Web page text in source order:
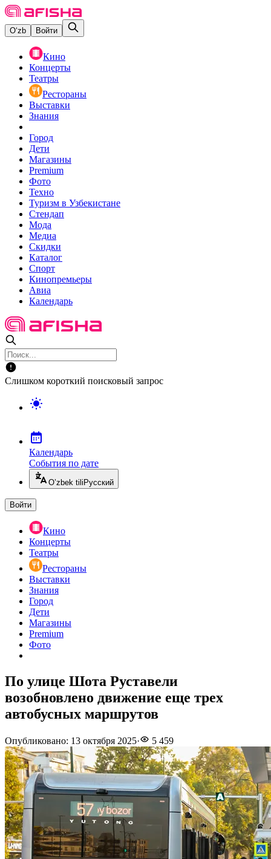
O‘zb Войти
Кино
Концерты
Театры
Рестораны
Выставки
Знания
Город
Дети
Магазины
Premium
Фото
Техно
Туризм в Узбекистане
Стендап
Мода
Медиа
Скидки
Каталог
Спорт
Кинопремьеры
Авиа
Календарь
Слишком короткий поисковый запрос
Календарь
События по дате
O’zbek tili Русский
Войти
Кино
Концерты
Театры
Рестораны
Выставки
Знания
Город
Дети
Магазины
Premium
Фото
По улице Шота Руставели
возобновлено движение еще трех
автобусных маршрутов
Опубликовано: 13 октября 2025· 5 459